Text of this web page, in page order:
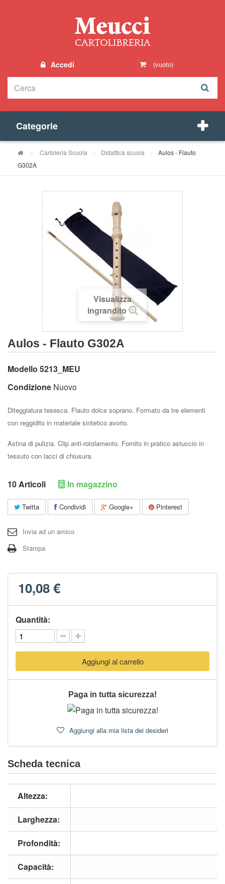
Accedi (vuoto)
Categorie
> Cartoleria Scuola > Didattica scuola >
Aulos - Flauto
G302A
Visualizza
ingrandito
Aulos - Flauto G302A
Modello 5213_MEU
Condizione Nuovo
Diteggiatura tesesca. Flauto dolce soprano. Formato da tre elementi
con reggidito in materiale sintetico avorio.
Astina di pulizia. Clip anti-rotolamento. Fornito in pratico astuccio in
tessuto con lacci di chiusura.
10Articoli In magazzino
Twitta Condividi Google+ Pinterest
Invia ad un amico
Stampa
10,08 €
Quantità:
Aggiungi al carrello
Paga in tutta sicurezza!
Aggiungi alla mia lista dei desideri
Scheda tecnica
Altezza:
Larghezza:
Profondità:
Capacità: